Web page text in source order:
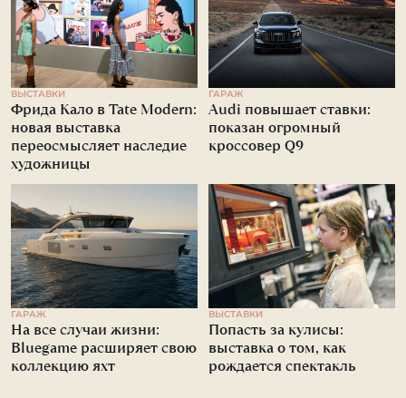
ВЫСТАВКИ
Фрида Кало в Tate Modern:
новая выставка
переосмысляет наследие
художницы
ГАРАЖ
Audi повышает ставки:
показан огромный
кроссовер Q9
ГАРАЖ
На все случаи жизни:
Bluegame расширяет свою
коллекцию яхт
ВЫСТАВКИ
Попасть за кулисы:
выставка о том, как
рождается спектакль